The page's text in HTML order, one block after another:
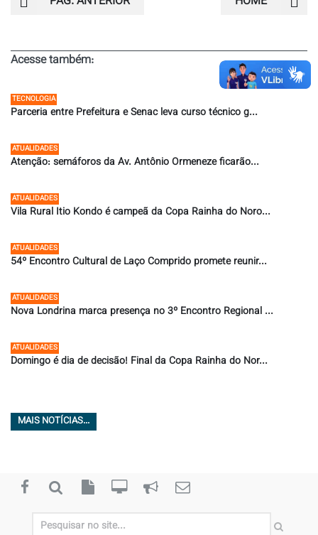
Acesse também:
TECNOLOGIA
Parceria entre Prefeitura e Senac leva curso técnico g...
ATUALIDADES
Atenção: semáforos da Av. Antônio Ormeneze ficarão...
ATUALIDADES
Vila Rural Itio Kondo é campeã da Copa Rainha do Noro...
ATUALIDADES
54º Encontro Cultural de Laço Comprido promete reunir...
ATUALIDADES
Nova Londrina marca presença no 3º Encontro Regional ...
ATUALIDADES
Domingo é dia de decisão! Final da Copa Rainha do Nor...
MAIS NOTÍCIAS...